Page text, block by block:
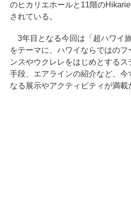
のヒカリエホールと11階の
されている。
3年目となる今回は「超ハワイ
をテーマに、ハワイならではの
ンスやウクレレをはじめとする
手段、エアラインの紹介など、今
なる展示やアクティビティが満載